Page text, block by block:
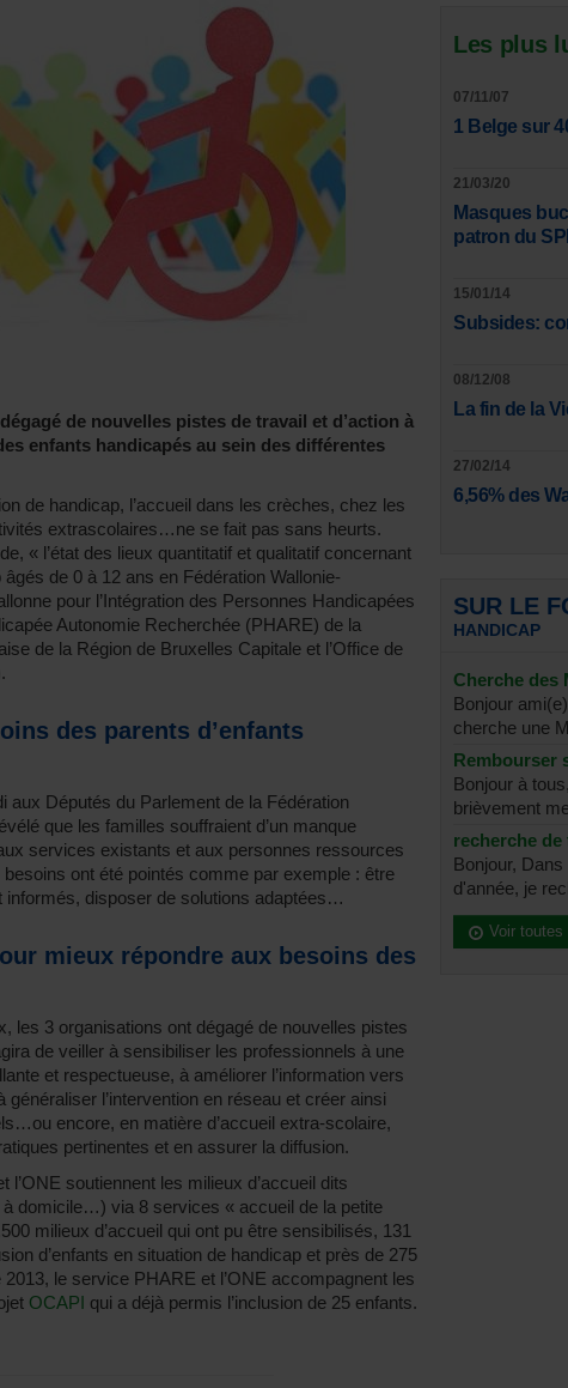
de nouvelles pistes de travail et d’action à
enfants handicapés au sein des différentes
de handicap, l’accueil dans les crèches, chez les
extrascolaires…ne se fait pas sans heurts.
« l’état des lieux quantitatif et qualitatif concernant
de 0 à 12 ans en Fédération Wallonie-
pour l’Intégration des Personnes Handicapées
Autonomie Recherchée (PHARE) de la
de la Région de Bruxelles Capitale et l’Office de
des parents d’enfants
aux Députés du Parlement de la Fédération
que les familles souffraient d’un manque
services existants et aux personnes ressources
ont été pointés comme par exemple : être
disposer de solutions adaptées…
mieux répondre aux besoins des
les 3 organisations ont dégagé de nouvelles pistes
de veiller à sensibiliser les professionnels à une
et respectueuse, à améliorer l’information vers
l’intervention en réseau et créer ainsi
encore, en matière d’accueil extra-scolaire,
pertinentes et en assurer la diffusion.
l’ONE soutiennent les milieux d’accueil dits
domicile…) via 8 services « accueil de la petite
milieux d’accueil qui ont pu être sensibilisés, 131
d’enfants en situation de handicap et près de 275
le service PHARE et l’ONE accompagnent les
OCAPI qui a déjà permis l’inclusion de 25 enfants.
Les plus
07/11/07
1 Belge sur
21/03/20
Masques
patron du
15/01/14
Subsides:
08/12/08
La fin de la
27/02/14
6,56% des
SUR LE
HANDICAP
Cherche des
Bonjour
cherche une
Rembourser
Bonjour à
brièvement
recherche
Bonjour,
d'année, je
Voir